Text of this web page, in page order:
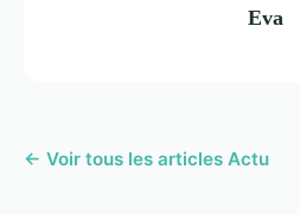
Eva
← Voir tous les articles Actu